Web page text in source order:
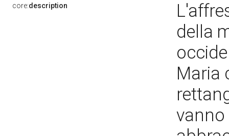
core:description
della
Maria